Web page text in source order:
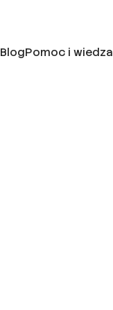
BlogPomoc i wiedza